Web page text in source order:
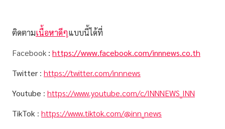
ติดตามเนื้อหาดีๆแบบนี้ได้ที่
Facebook : https://www.facebook.com/innnews.co.th
Twitter : https://twitter.com/innnews
Youtube : https://www.youtube.com/c/INNNEWS_INN
TikTok : https://www.tiktok.com/@inn_news